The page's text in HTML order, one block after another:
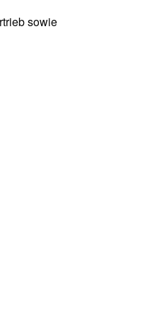
sowie